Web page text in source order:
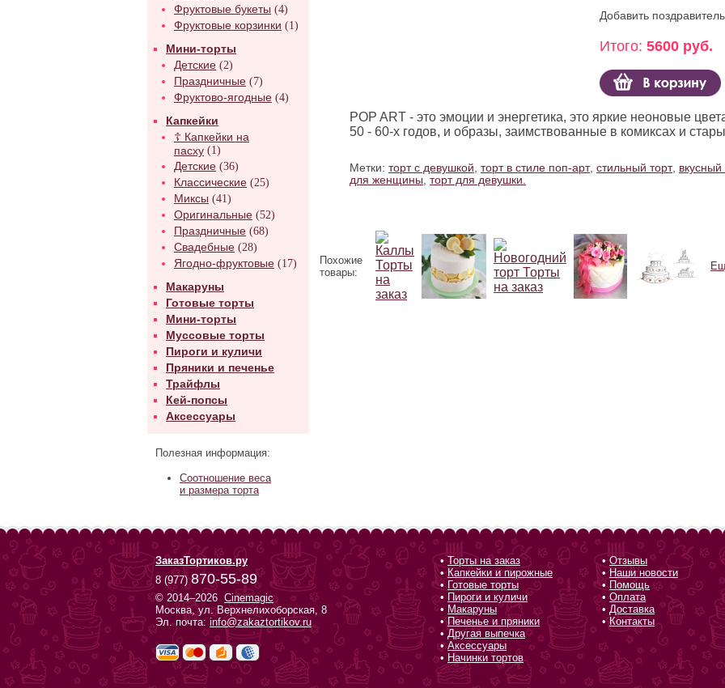
Фруктовые букеты (4)
Фруктовые корзинки (1)
Мини-торты
Детские (2)
Праздничные (7)
Фруктово-ягодные (4)
Капкейки
☦ Капкейки на
пасху (1)
Детские (36)
Классические (25)
Миксы (41)
Оригинальные (52)
Праздничные (68)
Свадебные (28)
Ягодно-фруктовые (17)
Макаруны
Готовые торты
Мини-торты
Муссовые торты
Пироги и куличи
Пряники и печенье
Трайфлы
Кей-попсы
Аксессуары
Полезная информация:
Соотношение веса
и размера торта
Добавить
Итого: 5600 руб.
POP ART - это эмоции и энергетика, это яркие неоновые
50 - 60-х годов, и образы, заимствованные в комиксах и
Метки: торт с девушкой, торт в стиле поп-арт, стильный торт, вкусный
для женщины, торт для девушки.
Похожие
товары:
ЗаказТортиков.ру
8 (977)870-55-89
© 2014–2026 Cinemagic
Москва, ул. Верхнелихоборская, 8
Эл. почта: info@zakaztortikov.ru
•Торты на заказ
•Капкейки и пирожные
•Готовые торты
• Пироги и куличи
• Макаруны
•Печенье и пряники
•Другая выпечка
•Аксессуары
• Начинки тортов
•Отзывы
•Наши новости
•Помощь
• Оплата
• Доставка
•Контакты